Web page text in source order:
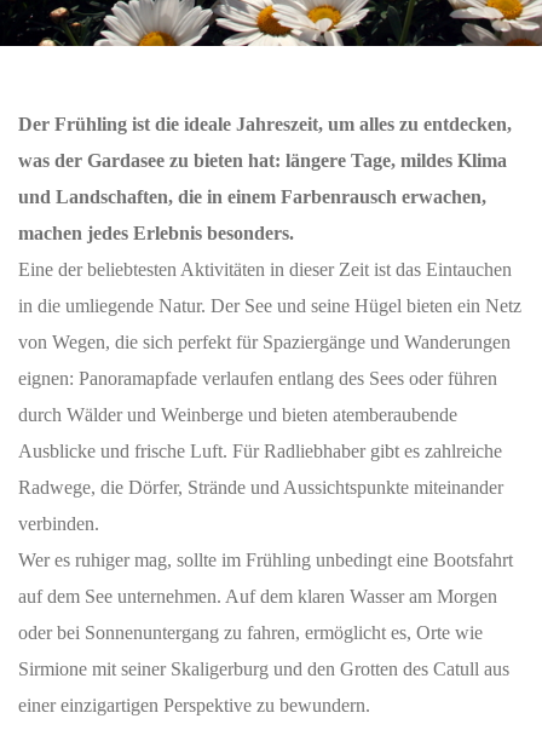
Der Frühling ist die ideale Jahreszeit, um alles zu entdecken,
was der Gardasee zu bieten hat: längere Tage, mildes Klima
und Landschaften, die in einem Farbenrausch erwachen,
machen jedes Erlebnis besonders.
Eine der beliebtesten Aktivitäten in dieser Zeit ist das Eintauchen
in die umliegende Natur. Der See und seine Hügel bieten ein Netz
von Wegen, die sich perfekt für Spaziergänge und Wanderungen
eignen: Panoramapfade verlaufen entlang des Sees oder führen
durch Wälder und Weinberge und bieten atemberaubende
Ausblicke und frische Luft. Für Radliebhaber gibt es zahlreiche
Radwege, die Dörfer, Strände und Aussichtspunkte miteinander
verbinden.
Wer es ruhiger mag, sollte im Frühling unbedingt eine Bootsfahrt
auf dem See unternehmen. Auf dem klaren Wasser am Morgen
oder bei Sonnenuntergang zu fahren, ermöglicht es, Orte wie
Sirmione mit seiner Skaligerburg und den Grotten des Catull aus
einer einzigartigen Perspektive zu bewundern.